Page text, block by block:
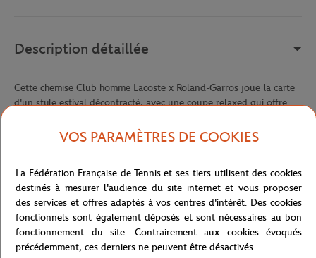
Description détaillée
Cette chemise Club homme Lacoste x Roland-Garros joue la carte
d'un style estival décontracté, avec une coupe relaxed qui offre
confortables en font une pièce idéale pour les beaux jours, sur les
Confectionnée dans un mélange de lin et de coton, elle se
distingue par son imprimé graphique Lacoste x Roland-Garros qui
habille l'ensemble de la chemise, entre raquettes et balles de
tennis, pour une allure estivale et ludique directement inspirée de
l'univers du tournoi. Son col ouvert vient compléter cette
silhouette détendue et élégante.
VOS PARAMÈTRES DE COOKIES
La Fédération Française de Tennis et ses tiers utilisent des cookies
destinés à mesurer l'audience du site internet et vous proposer
des services et offres adaptés à vos centres d'intérêt. Des cookies
fonctionnels sont également déposés et sont nécessaires au bon
fonctionnement du site. Contrairement aux cookies évoqués
précédemment, ces derniers ne peuvent être désactivés.